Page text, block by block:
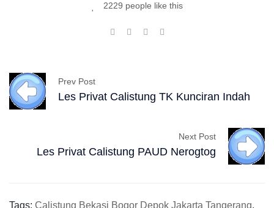
2229 people like this
Prev Post
Les Privat Calistung TK Kunciran Indah
Next Post
Les Privat Calistung PAUD Nerogtog
Tags: Calistung Bekasi Bogor Depok Jakarta Tangerang,